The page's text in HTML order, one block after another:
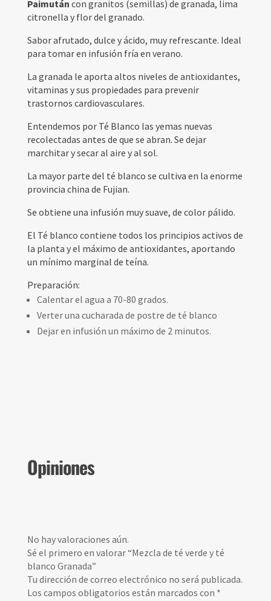
Paimután con granitos (semillas) de granada, lima
citronella y flor del granado.
Sabor afrutado, dulce y ácido, muy refrescante. Ideal
para tomar en infusión fría en verano.
La granada le aporta altos niveles de antioxidantes,
vitaminas y sus propiedades para prevenir
trastornos cardiovasculares.
Entendemos por Té Blanco las yemas nuevas
recolectadas antes de que se abran. Se dejar
marchitar y secar al aire y al sol.
La mayor parte del té blanco se cultiva en la enorme
provincia china de Fujian.
Se obtiene una infusión muy suave, de color pálido.
El Té blanco contiene todos los principios activos de
la planta y el máximo de antioxidantes, aportando
un mínimo marginal de teína.
Preparación:
Calentar el agua a 70-80 grados.
Verter una cucharada de postre de té blanco
Dejar en infusión un máximo de 2 minutos.
Opiniones
No hay valoraciones aún.
Sé el primero en valorar “Mezcla de té verde y té
blanco Granada”
Tu dirección de correo electrónico no será publicada.
Los campos obligatorios están marcados con *